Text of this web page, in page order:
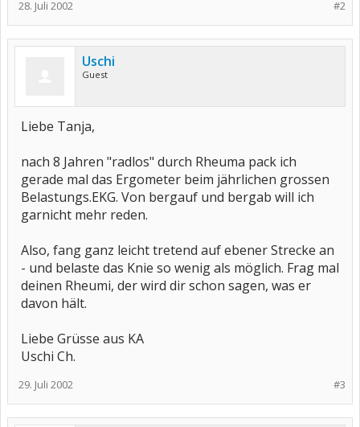
#2
28. Juli 2002
Uschi
Guest
Liebe Tanja,
nach 8 Jahren "radlos" durch Rheuma pack ich
gerade mal das Ergometer beim jährlichen grossen
Belastungs.EKG. Von bergauf und bergab will ich
garnicht mehr reden.
Also, fang ganz leicht tretend auf ebener Strecke an
- und belaste das Knie so wenig als möglich. Frag mal
deinen Rheumi, der wird dir schon sagen, was er
davon hält.
Liebe Grüsse aus KA
Uschi Ch.
#3
29. Juli 2002